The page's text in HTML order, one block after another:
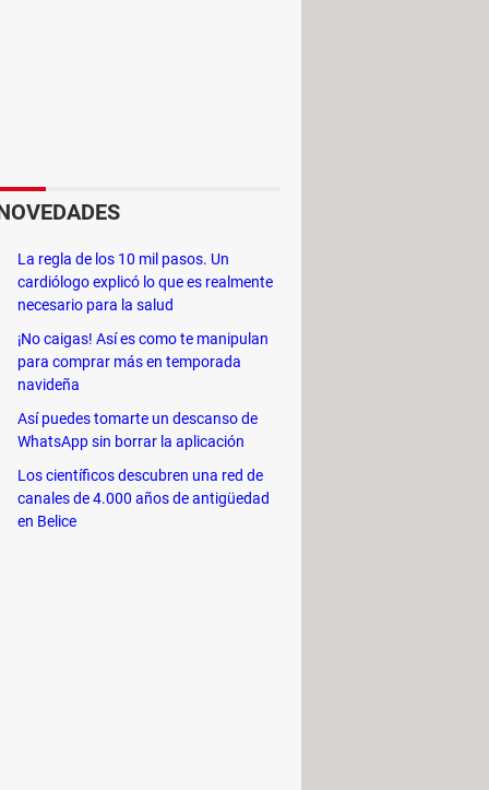
usar. Una de las características
8 bits hasta puzzles, por lo que
videojuegos con nivel
de sofisticación que algunos
a las novedades de la
programa necesitarás
este es el programa que ha
La regla de los 10 mil pasos. Un
cardiólogo explicó lo que es realmente
necesario para la salud
¡No caigas! Así es como te manipulan
para comprar más en temporada
navideña
Así puedes tomarte un descanso de
WhatsApp sin borrar la aplicación
Los científicos descubren una red de
canales de 4.000 años de antigüedad
en Belice